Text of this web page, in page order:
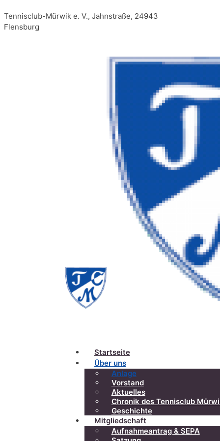
Tennisclub-Mürwik e. V., Jahnstraße, 24943
Flensburg
Startseite
Über uns
Anlage
Vorstand
Aktuelles
Chronik des Tennisclub
Geschichte
Mitgliedschaft
Aufnahmeantrag & SEPA